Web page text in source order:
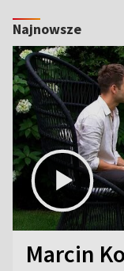
Najnowsze
Marcin